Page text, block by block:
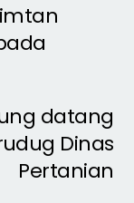
datang
Dinas
Pertanian